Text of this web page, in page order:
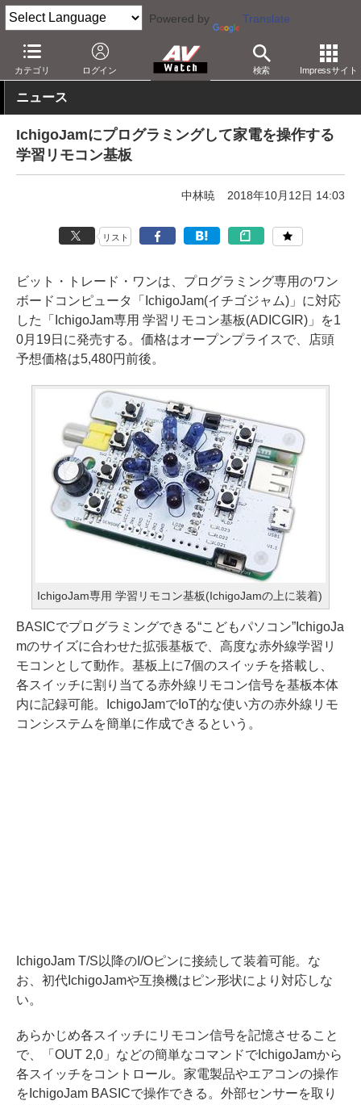
Powered by Translate
カテゴリ ログイン 検索 Impressサイト
AV Watch 製品 AV周辺機器
ニュース
IchigoJamにプログラミングして家電を操作する
学習リモコン基板
中林暁 2018年10月12日 14:03
リスト
ビット・トレード・ワンは、プログラミング専用のワン
ボードコンピュータ「IchigoJam(イチゴジャム)」に対応
した「IchigoJam専用 学習リモコン基板(ADICGIR)」を1
0月19日に発売する。価格はオープンプライスで、店頭
予想価格は5,480円前後。
IchigoJam専用 学習リモコン基板(IchigoJamの上に装着)
BASICでプログラミングできる“こどもパソコン”IchigoJa
mのサイズに合わせた拡張基板で、高度な赤外線学習リ
モコンとして動作。基板上に7個のスイッチを搭載し、
各スイッチに割り当てる赤外線リモコン信号を基板本体
内に記録可能。IchigoJamでIoT的な使い方の赤外線リモ
コンシステムを簡単に作成できるという。
IchigoJam T/S以降のI/Oピンに接続して装着可能。な
お、初代IchigoJamや互換機はピン形状により対応しな
い。
あらかじめ各スイッチにリモコン信号を記憶させること
で、「OUT 2,0」などの簡単なコマンドでIchigoJamから
各スイッチをコントロール。家電製品やエアコンの操作
をIchigoJam BASICで操作できる。外部センサーを取り